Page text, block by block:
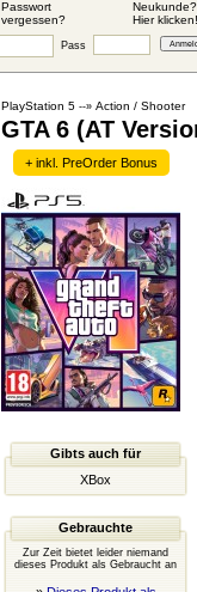
Passwort
vergessen?
Neukunde?
Hier klicken!
Pass
PlayStation 5 --» Action / Shooter
GTA 6 (AT
+ inkl. PreOrder Bonus
Gibts auch für
XBox
Gebrauchte
Zur Zeit bietet leider niemand
dieses Produkt als Gebraucht an